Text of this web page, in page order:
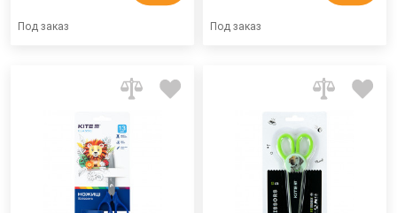
Под заказ Под заказ